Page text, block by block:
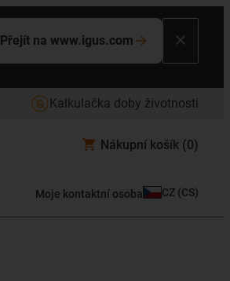
Přejít na www.igus.com
Kalkulačka doby životnosti
Nákupní košík (0)
Moje kontaktní osoba CZ (CS)